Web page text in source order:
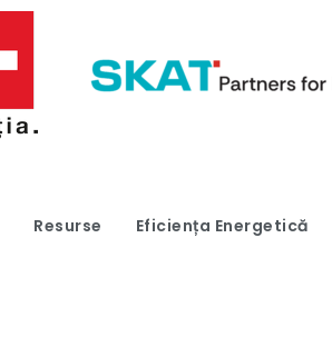
Resurse Eficiența Energetică